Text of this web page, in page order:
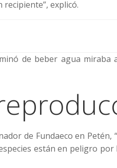
explicó.
de beber agua miraba
de Fundaeco en
están en peligro